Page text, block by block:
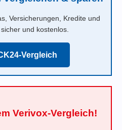
Versicherungen, Kredite und
und kostenlos.
Vergleich
Verivox-Vergleich!